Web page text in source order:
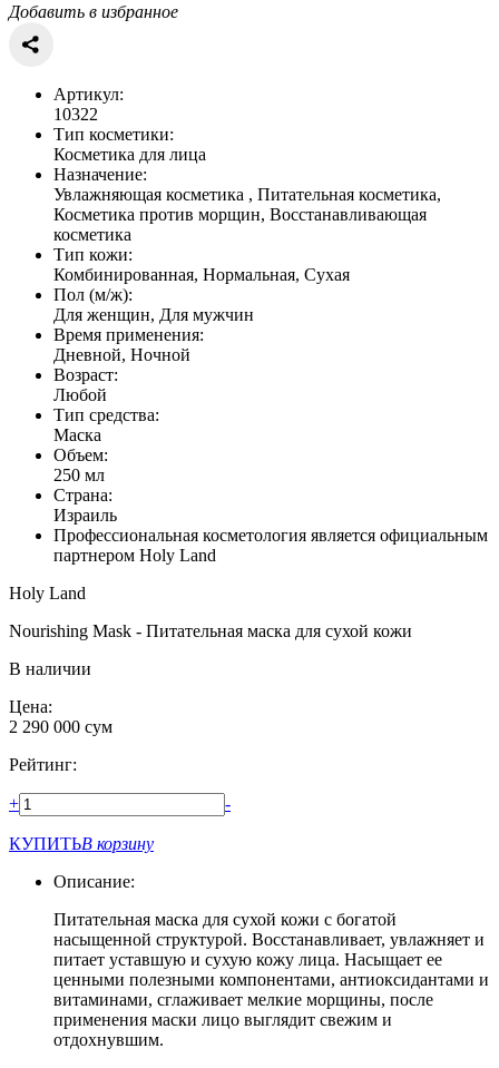
Добавить в избранное
Артикул:
10322
Тип косметики:
Косметика для лица
Назначение:
Увлажняющая косметика , Питательная косметика,
Косметика против морщин, Восстанавливающая
косметика
Тип кожи:
Комбинированная, Нормальная, Сухая
Пол (м/ж):
Для женщин, Для мужчин
Время применения:
Дневной, Ночной
Возраст:
Любой
Тип средства:
Маска
Объем:
250 мл
Страна:
Израиль
Профессиональная косметология является официальным
партнером Holy Land
Holy Land
Nourishing Mask - Питательная маска для сухой кожи
В наличии
Цена:
2 290 000 сум
Рейтинг:
+ -
КУПИТЬВ корзину
Описание:
Питательная маска для сухой кожи с богатой
насыщенной структурой. Восстанавливает, увлажняет и
питает уставшую и сухую кожу лица. Насыщает ее
ценными полезными компонентами, антиоксидантами и
витаминами, сглаживает мелкие морщины, после
применения маски лицо выглядит свежим и
отдохнувшим.